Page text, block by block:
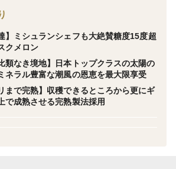
さい。
は、冬でも温暖な海洋性気候に加
ほどよいストレスとなり、トマトに
みと香りを与えてくれます。
】ミシュランシェフも大絶賛糖度15度超
クメロン
類なき境地】日本トップクラスの太陽の
ネラル豊富な潮風の恩恵を最大限享受
まで完熟】収穫できるところから更にギ
で成熟させる完熟製法採用